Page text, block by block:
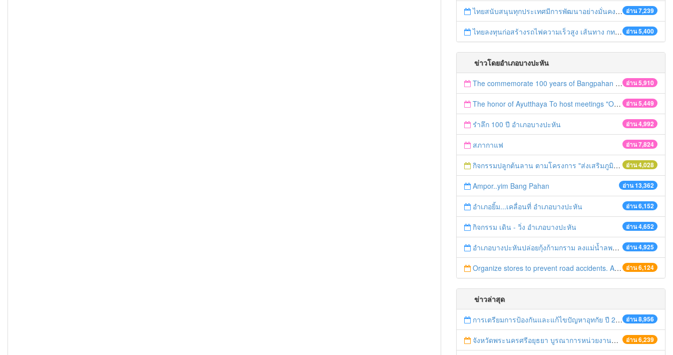
อ่าน 7,239
ไทยสนับสนุนทุกประเทศมีการพัฒนาอย่างมั่นคง มั่งคั่ง ยั่งยืน ในการประชุม Boao Forum for Asia
อ่าน 5,400
ไทยลงทุนก่อสร้างรถไฟความเร็วสูง เส้นทาง กทม.-นครราชสีมา
ข่าวโดยอำเภอบางปะหัน
อ่าน 5,910
The commemorate 100 years of Bangpahan district.
อ่าน 5,449
The honor of Ayutthaya To host meetings "Official" Unofficial
อ่าน 4,992
รำลึก 100 ปี อำเภอบางปะหัน
อ่าน 7,824
สภากาแฟ
อ่าน 4,028
กิจกรรมปลูกต้นลาน ตามโครงการ "ส่งเสริมภูมิปัญญาพื้นบ้าน การทำงอบใบลานและผลิตภัณฑ์จากไม้ไผ่" อำเภอบางปะหัน จังหวัดพระนครศรีอยุธยา
อ่าน 13,362
Ampor..yim Bang Pahan
อ่าน 6,152
อำเภอยิ้ม...เคลื่อนที่ อำเภอบางปะหัน
อ่าน 4,652
กิจกรรม เดิน - วิ่ง อำเภอบางปะหัน
อ่าน 4,925
อำเภอบางปะหันปล่อยกุ้งก้ามกราม ลงแม่น้ำลพบุรี
อ่าน 6,124
Organize stores to prevent road accidents. And add channels to facilitate the pilgrims to travel in the new municipal year. The Asian side of the road late 32 Bangpahan.
ข่าวล่าสุด
อ่าน 8,956
การเตรียมการป้องกันและแก้ไขปัญหาอุทกัย ปี 2561
อ่าน 6,239
จังหวัดพระนครศรีอยุธยา บูรณาการหน่วยงานที่เกี่ยวข้อง ลงพื้นที่จัดระเบียบและดำเนินมาตรการตามบทลงโทษสูงสุดกับผู้ประกอบการร้านค้าที่ยังฝ่าฝืนตั้งร้านค้ารุกล้ำเขตพื้นที่ทางหลวง เตรียมความปลอดภัยก่อนเทศกาลสงกรานต์